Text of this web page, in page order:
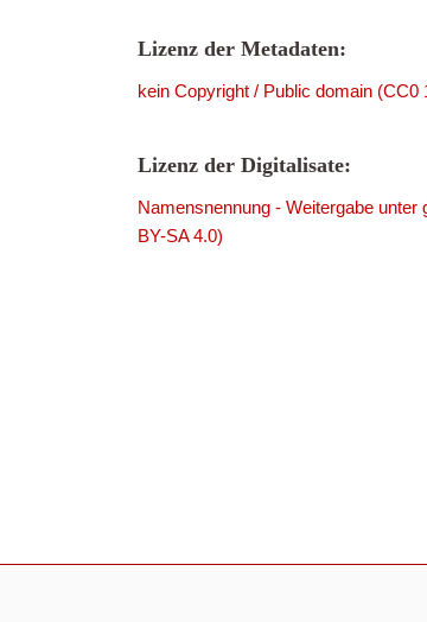
Lizenz der Metadaten:
kein Copyright / Public domain (CC0
Lizenz der Digitalisate:
Namensnennung - Weitergabe unter
BY-SA 4.0)